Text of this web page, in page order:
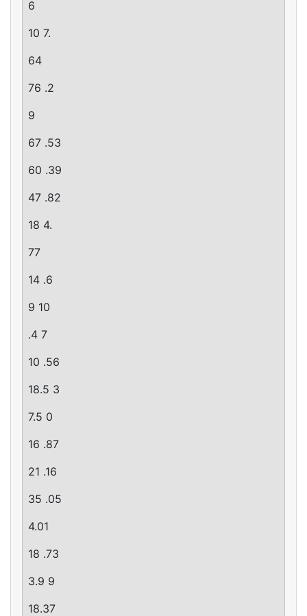
6
10 7.
64
76 .2
9
67 .53
60 .39
47 .82
18 4.
77
14 .6
9 10
.4 7
10 .56
18.5 3
7.5 0
16 .87
21 .16
35 .05
4.01
18 .73
3.9 9
18.37